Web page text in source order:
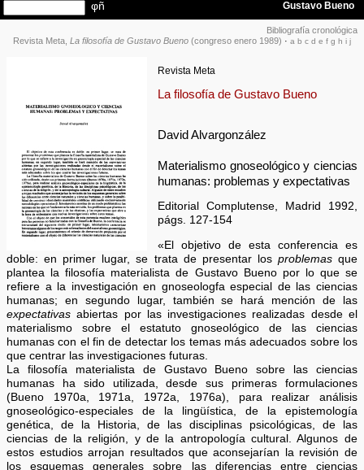
Bibliografía cronológica
Revista Meta, La filosofía de Gustavo Bueno (congreso enero 1989) · a b c d e f g h i j
Revista Meta
La filosofía de Gustavo Bueno
David Alvargonzález
Materialismo gnoseológico y ciencias
humanas: problemas y expectativas
Editorial Complutense, Madrid 1992,
págs. 127-154
«El objetivo de esta conferencia es
doble: en primer lugar, se trata de presentar los problemasque
plantea la filosofía materialista de Gustavo Bueno por lo que se
refiere a la investigación en gnoseologfa especial de las ciencias
humanas; en segundo lugar, también se hará mención de las
expectativas abiertas por las investigaciones realizadas desde el
materialismo sobre el estatuto gnoseológico de las ciencias
humanas con el fin de detectar los temas más adecuados sobre los
que centrar las investigaciones futuras.
La filosofía materialista de Gustavo Bueno sobre las ciencias
humanas ha sido utilizada, desde sus primeras formulaciones
(Bueno 1970a, 1971a, 1972a, 1976a), para realizar análisis
gnoseológico-especiales de la lingüística, de la epistemología
genética, de la Historia, de las disciplinas psicológicas, de las
ciencias de la religión, y de la antropología cultural. Algunos de
estos estudios arrojan resultados que aconsejarían la revisión de
los esquemas generales sobre las diferencias entre ciencias